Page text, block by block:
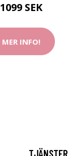
1099 SEK
MER INFO!
TJÄNSTER